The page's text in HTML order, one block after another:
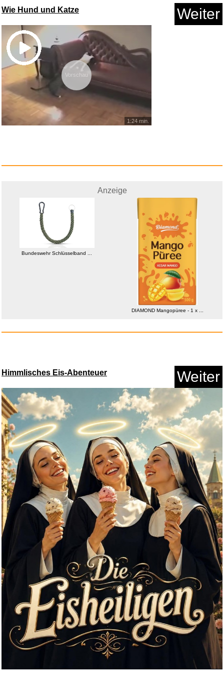
Walensee Gartenkralle mit 4 Zi...
Some Other Stuff (Tone Poet
Anzeige
Anzeige
waipu.tv Gutschein - per E-Mai...
Anzeige
Wie Hund und Katze Weiter
Vorschau
1:24 min.
Anzeige
Bundeswehr Schlüsselband ...
DIAMOND Mangopüree - 1 x ...
Himmlisches Eis-Abenteuer Weiter